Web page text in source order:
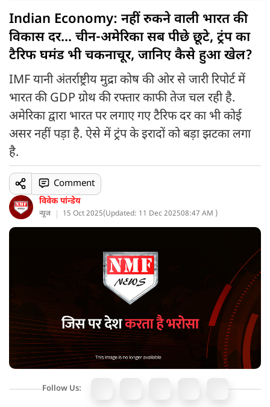
Indian Economy: नहीं रुकने वाली भारत की
विकास दर... चीन-अमेरिका सब पीछे छूटे, ट्रंप का
टैरिफ घमंड भी चकनाचूर, जानिए कैसे हुआ खेल?
IMF यानी अंतर्राष्ट्रीय मुद्रा कोष की ओर से जारी रिपोर्ट में
भारत की GDP ग्रोथ की रफ्तार काफी तेज चल रही है.
अमेरिका द्वारा भारत पर लगाए गए टैरिफ दर का भी कोई
असर नहीं पड़ा है. ऐसे में ट्रंप के इरादों को बड़ा झटका लगा
है.
विवेक पांन्डेय
न्यूज 15 Oct 2025(Updated: 11 Dec 202508:47 AM )
Comment
Follow Us: